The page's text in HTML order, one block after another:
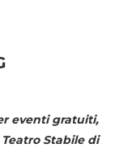
eventi gratuiti,
Teatro Stabile di